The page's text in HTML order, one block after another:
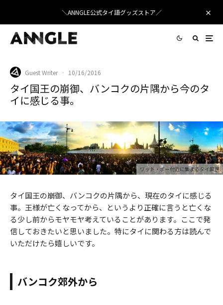
＼ANNGLE公式タイ語グッズストア／
Guest Writer · 10/16/2016
タイ国王の崩御、バンコクの片隅から今のタ
イに感じる事。
ワット・ポー付近に集まるタイ国民
タイ国王の崩御、バンコクの片隅から、現在のタイに感じる
事。王様が亡くなってから、というより正確に言うと亡くな
る少し前からモヤモヤ考えていることがあります。ここで発
信しておきたいと思いました。特にタイに関わる方は読んで
いただけたら嬉しいです。
バンコク郊外から